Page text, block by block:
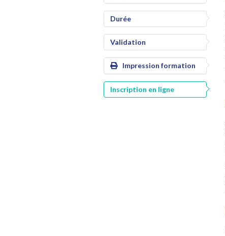
Durée
Validation
Impression formation
Inscription en ligne